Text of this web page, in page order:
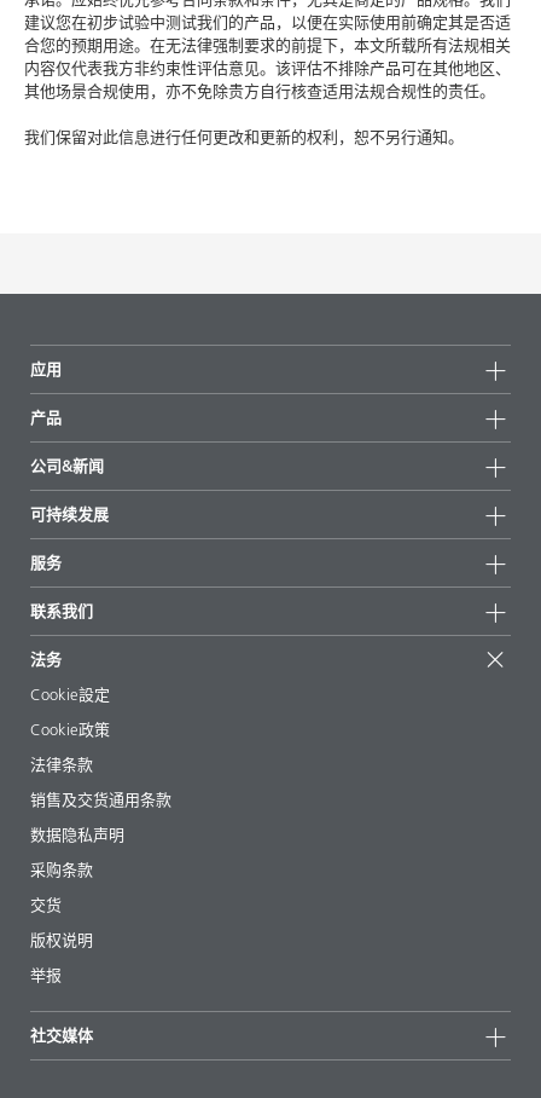
建议您在初步试验中测试我们的产品，以便在实际使用前确定其是否适
合您的预期用途。在无法律强制要求的前提下，本文所载所有法规相关
内容仅代表我方非约束性评估意见。该评估不排除产品可在其他地区、
其他场景合规使用，亦不免除贵方自行核查适用法规合规性的责任。
我们保留对此信息进行任何更改和更新的权利，恕不另行通知。
应用
产品
所有产品
重点推荐
公司&新闻
新闻
新闻和媒体
地区和分销商
展会和活动
可持续发展
可持续产品
成功案例
EcoVadis
认证
服务
起始配方
文章
电子书
法规事务
助剂指南 App
视频
下载
联系我们
法务
Cookie設定
Cookie政策
法律条款
销售及交货通用条款
数据隐私声明
采购条款
交货
版权说明
举报
社交媒体